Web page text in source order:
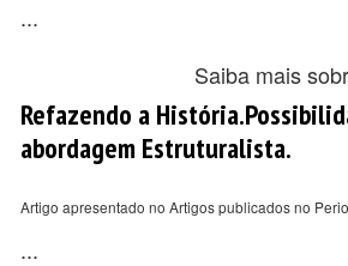
...
Saiba mais
Refazendo a
abordagem Estruturalista.
Artigo apresentado no Artigos publicados no
...